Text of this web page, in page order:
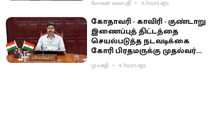
மோகன் கணபதி 16 hours ago
கோதாவரி - காவிரி - குண்டாறு
இணைப்புத் திட்டத்தை
செயல்படுத்த நடவடிக்கை
கோரி பிரதமருக்கு முதல்வர்
விஜய் கடிதம்
மு.சக்தி 16 hours ago